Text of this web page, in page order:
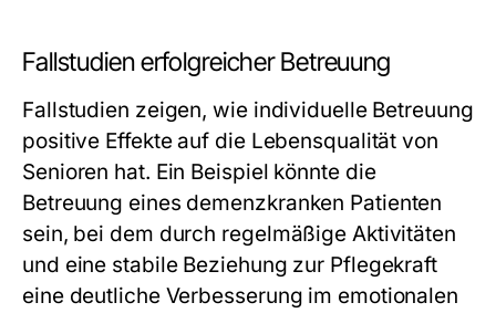
Fallstudien erfolgreicher Betreuung
Fallstudien zeigen, wie individuelle Betreuung
positive Effekte auf die Lebensqualität von
Senioren hat. Ein Beispiel könnte die
Betreuung eines demenzkranken Patienten
sein, bei dem durch regelmäßige Aktivitäten
und eine stabile Beziehung zur Pflegekraft
eine deutliche Verbesserung im emotionalen